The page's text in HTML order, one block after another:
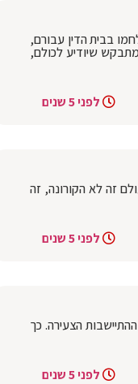
בבית הדין עבורם,
שיודיע לכולם,
לפני 5 שנים
זה לא הקורונה, זה
לפני 5 שנים
הצעירה. כך
לפני 5 שנים